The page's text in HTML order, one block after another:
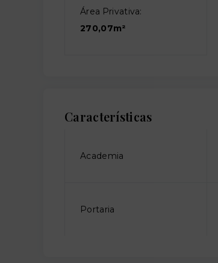
Área Privativa:
270,07m²
Características
Academia
Portaria